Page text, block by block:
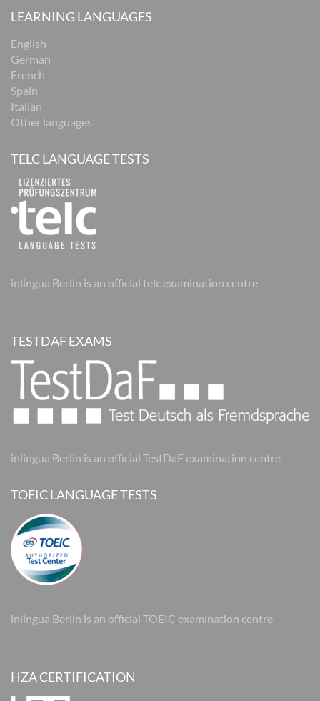
LEARNING LANGUAGES
English
German
French
Spain
Italian
Other languages
TELC LANGUAGE TESTS
inlingua Berlin is an official telc examination centre
TESTDAF EXAMS
inlingua Berlin is an official TestDaF examination centre
TOEIC LANGUAGE TESTS
inlingua Berlin is an official TOEIC examination centre
HZA CERTIFICATION